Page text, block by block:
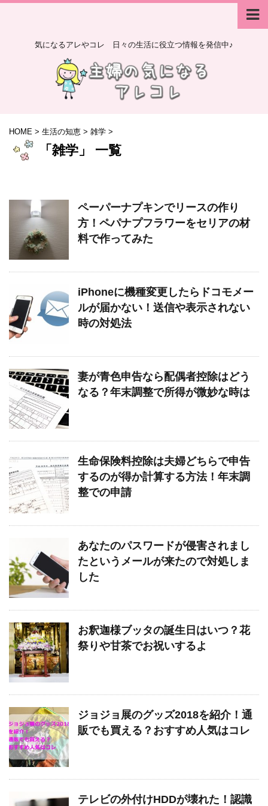
気になるアレやコレ 日々の生活に役立つ情報を発信中♪
HOME > 生活の知恵 > 雑学 >
「雑学」 一覧
ペーパーナプキンでリースの作り
方！ペパナプフラワーをセリアの材
料で作ってみた
iPhoneに機種変更したらドコモメー
ルが届かない！送信や表示されない
時の対処法
妻が青色申告なら配偶者控除はどう
なる？年末調整で所得が微妙な時は
生命保険料控除は夫婦どちらで申告
するのが得か計算する方法！年末調
整での申請
あなたのパスワードが侵害されまし
たというメールが来たので対処しま
した
お釈迦様ブッタの誕生日はいつ？花
祭りや甘茶でお祝いするよ
ジョジョ展のグッズ2018を紹介！通
販でも買える？おすすめ人気はコレ
テレビの外付けHDDが壊れた！認識